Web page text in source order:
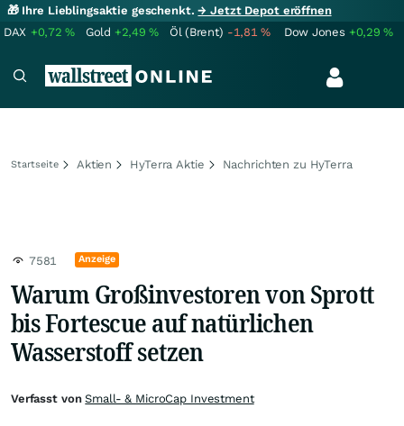
🎁 Ihre Lieblingsaktie geschenkt.→ Jetzt Depot eröffnen
DAX +0,72% Gold +2,49% Öl (Brent) -1,81% Dow Jones +0,29%
Startseite Aktien HyTerra Aktie Nachrichten zu HyTerra
7581 Anzeige
Warum Großinvestoren von Sprott
bis Fortescue auf natürlichen
Wasserstoff setzen
Verfasst vonSmall- & MicroCap Investment